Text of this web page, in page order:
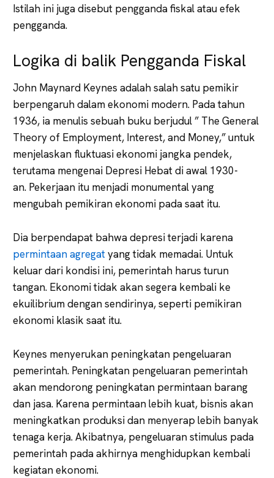
Istilah ini juga disebut pengganda fiskal atau efek
pengganda.
Logika di balik Pengganda Fiskal
John Maynard Keynes adalah salah satu pemikir
berpengaruh dalam ekonomi modern. Pada tahun
1936, ia menulis sebuah buku berjudul ” The General
Theory of Employment, Interest, and Money,” untuk
menjelaskan fluktuasi ekonomi jangka pendek,
terutama mengenai Depresi Hebat di awal 1930-
an. Pekerjaan itu menjadi monumental yang
mengubah pemikiran ekonomi pada saat itu.
Dia berpendapat bahwa depresi terjadi karena
permintaan agregatyang tidak memadai. Untuk
keluar dari kondisi ini, pemerintah harus turun
tangan. Ekonomi tidak akan segera kembali ke
ekuilibrium dengan sendirinya, seperti pemikiran
ekonomi klasik saat itu.
Keynes menyerukan peningkatan pengeluaran
pemerintah. Peningkatan pengeluaran pemerintah
akan mendorong peningkatan permintaan barang
dan jasa. Karena permintaan lebih kuat, bisnis akan
meningkatkan produksi dan menyerap lebih banyak
tenaga kerja. Akibatnya, pengeluaran stimulus pada
pemerintah pada akhirnya menghidupkan kembali
kegiatan ekonomi.